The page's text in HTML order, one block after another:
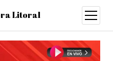
Litoral
open
menu